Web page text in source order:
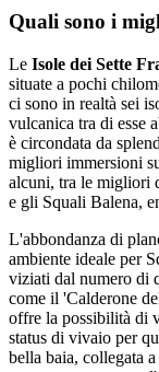
Quali sono i
Le Isole dei Sette
situate a pochi
ci sono in realtà sei
vulcanica tra di esse
è circondata da
migliori immersioni
alcuni, tra le migliori
e gli Squali Balena,
L'abbondanza di
ambiente ideale per
viziati dal numero di
come il 'Calderone
offre la possibilità di
status di vivaio per
bella baia, collegata